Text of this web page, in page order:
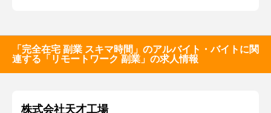
「完全在宅 副業 スキマ時間」のアルバイト・バイトに関
連する「リモートワーク 副業」の求人情報
株式会社天才工場